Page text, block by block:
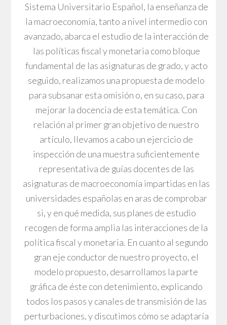
Sistema Universitario Español, la enseñanza de
la macroeconomía, tanto a nivel intermedio con
avanzado, abarca el estudio de la interacción de
las políticas fiscal y monetaria como bloque
fundamental de las asignaturas de grado, y acto
seguido, realizamos una propuesta de modelo
para subsanar esta omisión o, en su caso, para
mejorar la docencia de esta temática. Con
relación al primer gran objetivo de nuestro
artículo, llevamos a cabo un ejercicio de
inspección de una muestra suficientemente
representativa de guías docentes de las
asignaturas de macroeconomía impartidas en las
universidades españolas en aras de comprobar
si, y en qué medida, sus planes de estudio
recogen de forma amplia las interacciones de la
política fiscal y monetaria. En cuanto al segundo
gran eje conductor de nuestro proyecto, el
modelo propuesto, desarrollamos la parte
gráfica de éste con detenimiento, explicando
todos los pasos y canales de transmisión de las
perturbaciones, y discutimos cómo se adaptaría